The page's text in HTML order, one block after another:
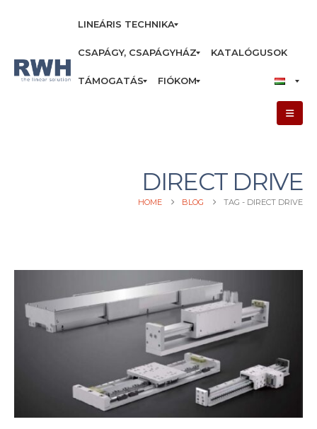
LINEÁRIS TECHNIKA
CSAPÁGY, CSAPÁGYHÁZ KATALÓGUSOK
TÁMOGATÁS FIÓKOM
DIRECT DRIVE
HOME BLOG TAG - DIRECT DRIVE